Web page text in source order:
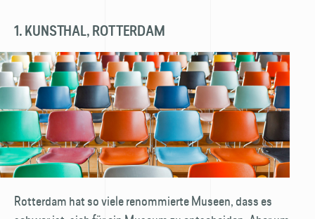
1. KUNSTHAL, ROTTERDAM
Rotterdam hat so viele renommierte Museen, dass es